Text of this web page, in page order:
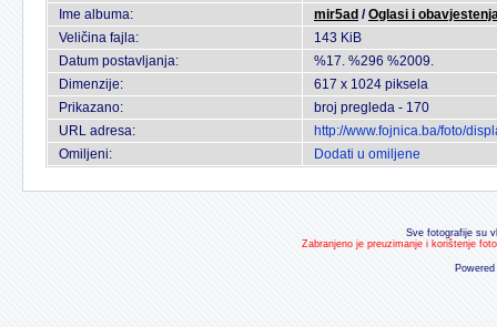
Ime albuma:
mir5ad /Oglasi i
Veličina fajla:
143 KiB
Datum postavljanja:
%17. %296 %2009.
Dimenzije:
617 x 1024 piksela
Prikazano:
broj pregleda - 170
URL adresa:
http://www.fojnica.ba/foto/
Omiljeni:
Dodati u omiljene
Sve fotografije su
Zabranjeno je preuzimanje i korištenje